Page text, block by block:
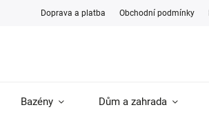
Doprava a platba Obchodní podmínky
Bazény Dům a zahrada